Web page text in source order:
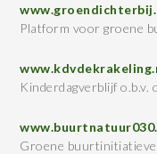
Platform voor groene
Kinderdagverblijf o.b.v.
Groene